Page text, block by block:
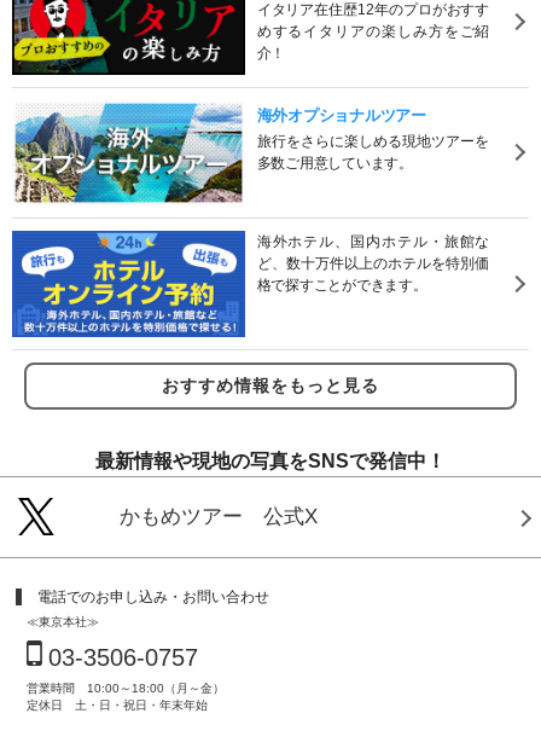
イタリア在住歴12年のプロがおすす
めするイタリアの楽しみ方をご紹
介！
海外オプショナルツアー
旅行をさらに楽しめる現地ツアーを
多数ご用意しています。
海外ホテル、国内ホテル・旅館な
ど、数十万件以上のホテルを特別価
格で探すことができます。
おすすめ情報をもっと見る
最新情報や現地の写真をSNSで発信中！
かもめツアー 公式X
電話でのお申し込み・お問い合わせ
≪東京本社≫
03-3506-0757
営業時間 10:00～18:00（月～金）
定休日 土・日・祝日・年末年始